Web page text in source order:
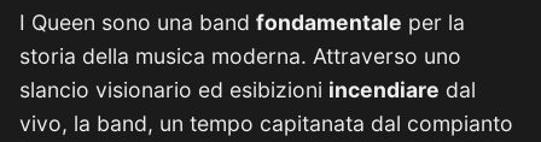
I Queen sono una band fondamentale per la
storia della musica moderna. Attraverso uno
slancio visionario ed esibizioni incendiare dal
vivo, la band, un tempo capitanata dal compianto